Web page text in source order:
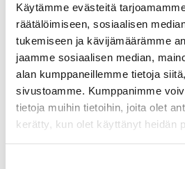
Käytämme evästeitä
räätälöimiseen, sosiaalisen
tukemiseen ja kävijämäärämme
jaamme sosiaalisen median,
alan kumppaneillemme tietoja
sivustoamme. Kumppanimme
tietoja muihin tietoihin, joita olet
kerätty, kun olet käyttänyt heidän
tilannettani seurataan ja jos
ilmaantuu, siihen reagoidaan
Laakson puhelin soi.
opastamaan pulassa olevaa
tietokoneongelmissa. Laakso
lähes 20 vuotta sitten Pelko